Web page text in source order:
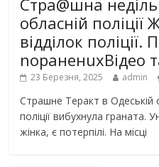
обласній поліції
відділок
nораненuхВідео
23 Березня, 2025 admin
Страшне Теракт в Одеській
поліції вибухнула граната.
жінка, є потерпілі. На місці